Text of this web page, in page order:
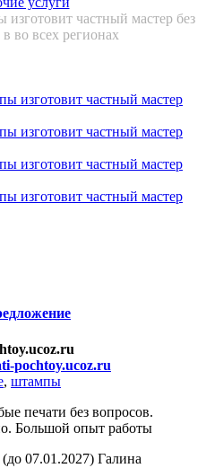
частный мастер без
во всех регионах
pochtoy.ucoz.ru
, штампы
печати без вопросов.
Большой опыт работы
07.01.2027) Галина